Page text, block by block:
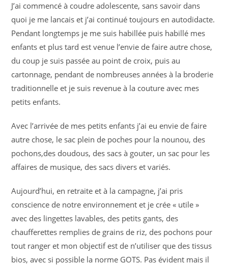
J’ai commencé à coudre adolescente, sans savoir dans
quoi je me lancais et j’ai continué toujours en autodidacte.
Pendant longtemps je me suis habillée puis habillé mes
enfants et plus tard est venue l’envie de faire autre chose,
du coup je suis passée au point de croix, puis au
cartonnage, pendant de nombreuses années à la broderie
traditionnelle et je suis revenue à la couture avec mes
petits enfants.
Avec l’arrivée de mes petits enfants j’ai eu envie de faire
autre chose, le sac plein de poches pour la nounou, des
pochons,des doudous, des sacs à gouter, un sac pour les
affaires de musique, des sacs divers et variés.
Aujourd’hui, en retraite et à la campagne, j’ai pris
conscience de notre environnement et je crée « utile »
avec des lingettes lavables, des petits gants, des
chaufferettes remplies de grains de riz, des pochons pour
tout ranger et mon objectif est de n’utiliser que des tissus
bios, avec si possible la norme GOTS. Pas évident mais il